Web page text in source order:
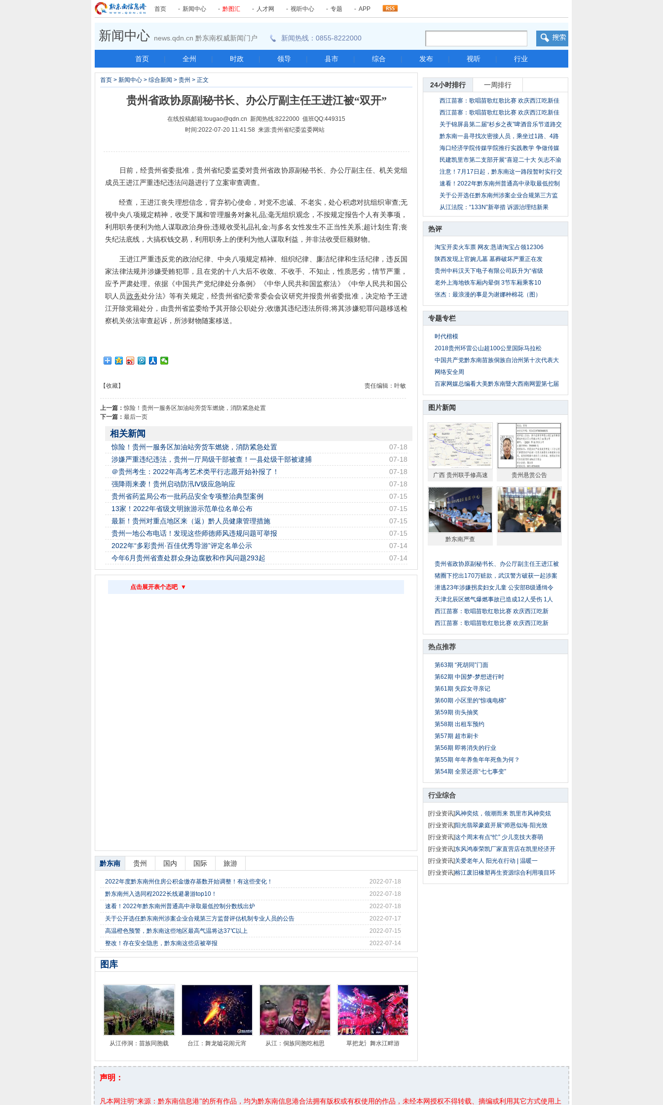
首页 - 新闻中心 - 黔图汇 - 人才网 - 视听中心 - 专题 - APP
新闻中心 news.qdn.cn 黔东南权威新闻门户 新闻热线：0855-8222000
首页 | 全州 | 时政 | 领导 | 县市 | 综合 | 发布 | 视听 | 行业
24小时排行 一周排行
西江苗寨：歌唱苗歌红歌比赛 欢庆西江吃新佳
节
西江苗寨：歌唱苗歌红歌比赛 欢庆西江吃新佳
节
关于锦屏县第二届“杉乡之夜”啤酒音乐节道路交
黔东南一县寻找次密接人员，乘坐过1路、4路
公
海口经济学院传媒学院推行实践教学 争做传媒
专
民建凯里市第二支部开展“喜迎二十大 矢志不渝
注意！7月17日起，黔东南这一路段暂时实行交
通
速看！2022年黔东南州普通高中录取最低控制
分数
关于公开选任黔东南州涉案企业合规第三方监
督评
从江法院：“133N”新举措 诉源治理结新果
热评
淘宝开卖火车票 网友:恳请淘宝占领12306
陕西发现上官婉儿墓 墓葬破坏严重正在发
贵州中科汉天下电子有限公司跃升为“省级
老外上海地铁车厢内晕倒 3节车厢乘客10
张杰：最浪漫的事是为谢娜种棉花（图）
专题专栏
时代楷模
2018贵州环雷公山超100公里国际马拉松
中国共产党黔东南苗族侗族自治州第十次代表大
网络安全周
百家网媒总编看大美黔东南暨大西南网盟第七届
图片新闻
广西 贵州联手修高速 贵州悬赏公告
黔东南严查
贵州省政协原副秘书长、办公厅副主任王进江被
猪圈下挖出170万赃款，武汉警方破获一起涉案
潜逃23年涉嫌拐卖妇女儿童 公安部B级通缉令
天津北辰区燃气爆燃事故已造成12人受伤 1人
西江苗寨：歌唱苗歌红歌比赛 欢庆西江吃新
西江苗寨：歌唱苗歌红歌比赛 欢庆西江吃新
热点推荐
第63期 “死胡同”门面
第62期 中国梦-梦想进行时
第61期 失踪女寻亲记
第60期 小区里的“惊魂电梯”
第59期 街头抽奖
第58期 出租车预约
第57期 超市刷卡
第56期 即将消失的行业
第55期 年年养鱼年年死鱼为何？
第54期 全景还原“七七事变”
行业综合
[行业资讯]风神奕炫，领潮而来 凯里市风神奕炫
[行业资讯]阳光翡翠豪庭开展“师恩似海·阳光致
[行业资讯]这个周末有点“忙” 少儿竞技大赛萌
[行业资讯]东风鸿泰荣凯厂家直营店在凯里经济开
[行业资讯]关爱老年人 阳光在行动 | 温暖一
[行业资讯]榕江废旧橡塑再生资源综合利用项目环
首页 > 新闻中心 > 综合新闻 > 贵州 > 正文
贵州省政协原副秘书长、办公厅副主任王进江被“双开”
在线投稿邮箱:tougao@qdn.cn 新闻热线:8222000 值班QQ:449315
时间:2022-07-20 11:41:58 来源:贵州省纪委监委网站
日前，经贵州省委批准，贵州省纪委监委对贵州省政协原副秘书长、办公厅副主任、机关党组
成员王进江严重违纪违法问题进行了立案审查调查。
经查，王进江丧失理想信念，背弃初心使命，对党不忠诚、不老实，处心积虑对抗组织审查;无
视中央八项规定精神，收受下属和管理服务对象礼品;毫无组织观念，不按规定报告个人有关事项，
利用职务便利为他人谋取政治身份;违规收受礼品礼金;与多名女性发生不正当性关系;超计划生育;丧
失纪法底线，大搞权钱交易，利用职务上的便利为他人谋取利益，并非法收受巨额财物。
王进江严重违反党的政治纪律、中央八项规定精神、组织纪律、廉洁纪律和生活纪律，违反国
家法律法规并涉嫌受贿犯罪，且在党的十八大后不收敛、不收手、不知止，性质恶劣，情节严重，
应予严肃处理。依据《中国共产党纪律处分条例》《中华人民共和国监察法》《中华人民共和国公
职人员政务处分法》等有关规定，经贵州省纪委常委会会议研究并报贵州省委批准，决定给予王进
江开除党籍处分，由贵州省监委给予其开除公职处分;收缴其违纪违法所得;将其涉嫌犯罪问题移送检
察机关依法审查起诉，所涉财物随案移送。
责任编辑：叶敏
【收藏】
上一篇：惊险！贵州一服务区加油站旁货车燃烧，消防紧急处置
下一篇： 最后一页
相关新闻
07-18
惊险！贵州一服务区加油站旁货车燃烧，消防紧急处置
07-18
涉嫌严重违纪违法，贵州一厅局级干部被查！一县处级干部被逮捕
07-18
＠贵州考生：2022年高考艺术类平行志愿开始补报了！
07-18
强降雨来袭！贵州启动防汛Ⅳ级应急响应
07-15
贵州省药监局公布一批药品安全专项整治典型案例
07-15
13家！2022年省级文明旅游示范单位名单公布
07-15
最新！贵州对重点地区来（返）黔人员健康管理措施
07-15
贵州一地公布电话！发现这些师德师风违规问题可举报
07-14
2022年“多彩贵州·百佳优秀导游”评定名单公示
07-14
今年6月贵州省查处群众身边腐败和作风问题293起
点击展开表个态吧 ▼
黔东南 贵州 国内 国际 旅游
2022-07-18
2022年度黔东南州住房公积金缴存基数开始调整！有这些变化！
2022-07-18
黔东南州入选同程2022长线避暑游top10！
2022-07-18
速看！2022年黔东南州普通高中录取最低控制分数线出炉
2022-07-17
关于公开选任黔东南州涉案企业合规第三方监督评估机制专业人员的公告
2022-07-15
高温橙色预警，黔东南这些地区最高气温将达37℃以上
2022-07-14
整改！存在安全隐患，黔东南这些店被举报
图库
从江停洞：苗族同胞载 台江：舞龙嘘花闹元宵 从江：侗族同胞吃相思 草把龙氵舞水江畔游
声明：
凡本网注明“来源：黔东南信息港”的所有作品，均为黔东南信息港合法拥有版权或有权使用的作品，未经本网授权不得转载、摘编或利用其它方式使用上